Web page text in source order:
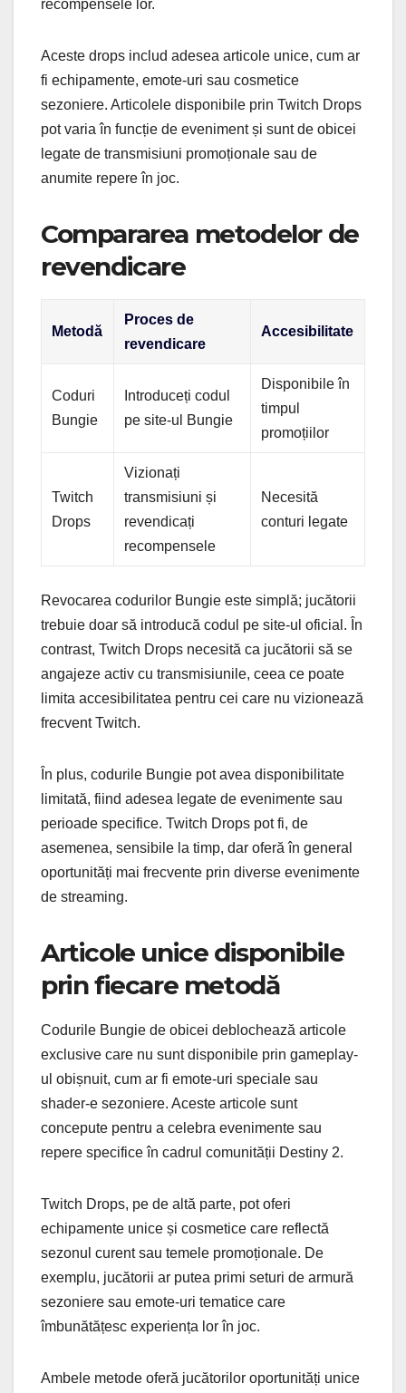
recompensele lor.
Aceste drops includ adesea articole unice, cum ar
fi echipamente, emote-uri sau cosmetice
sezoniere. Articolele disponibile prin Twitch Drops
pot varia în funcție de eveniment și sunt de obicei
legate de transmisiuni promoționale sau de
anumite repere în joc.
Compararea metodelor de
revendicare
Metodă
Proces de
revendicare
Accesibilitate
Coduri
Bungie
Introduceți codul
pe site-ul Bungie
Disponibile în
timpul
promoțiilor
Twitch
Drops
Vizionați
transmisiuni și
revendicați
recompensele
Necesită
conturi legate
Revocarea codurilor Bungie este simplă; jucătorii
trebuie doar să introducă codul pe site-ul oficial. În
contrast, Twitch Drops necesită ca jucătorii să se
angajeze activ cu transmisiunile, ceea ce poate
limita accesibilitatea pentru cei care nu vizionează
frecvent Twitch.
În plus, codurile Bungie pot avea disponibilitate
limitată, fiind adesea legate de evenimente sau
perioade specifice. Twitch Drops pot fi, de
asemenea, sensibile la timp, dar oferă în general
oportunități mai frecvente prin diverse evenimente
de streaming.
Articole unice disponibile
prin fiecare metodă
Codurile Bungie de obicei deblochează articole
exclusive care nu sunt disponibile prin gameplay-
ul obișnuit, cum ar fi emote-uri speciale sau
shader-e sezoniere. Aceste articole sunt
concepute pentru a celebra evenimente sau
repere specifice în cadrul comunității Destiny 2.
Twitch Drops, pe de altă parte, pot oferi
echipamente unice și cosmetice care reflectă
sezonul curent sau temele promoționale. De
exemplu, jucătorii ar putea primi seturi de armură
sezoniere sau emote-uri tematice care
îmbunătățesc experiența lor în joc.
Ambele metode oferă jucătorilor oportunități unice